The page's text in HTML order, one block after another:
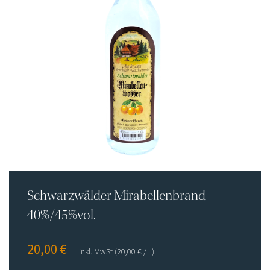
Shop
Impressum
Datenschutz
AGB
Schwarzwälder Mirabellenbrand
40%/45%vol.
20,00€ inkl. MwSt (20,00 €/ L)